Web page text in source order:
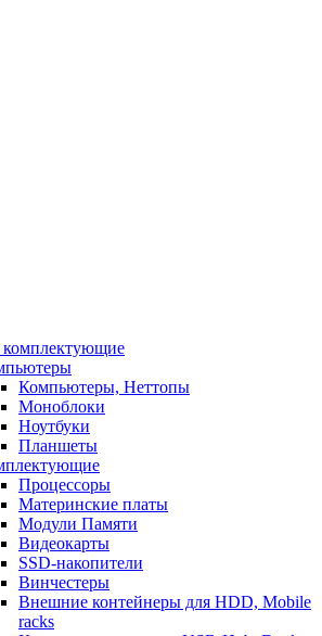
Компьютеры, Неттопы
Моноблоки
Ноутбуки
Планшеты
Процессоры
Материнские платы
Модули Памяти
Видеокарты
SSD-накопители
Винчестеры
Внешние контейнеры для HDD, Mobile
racks